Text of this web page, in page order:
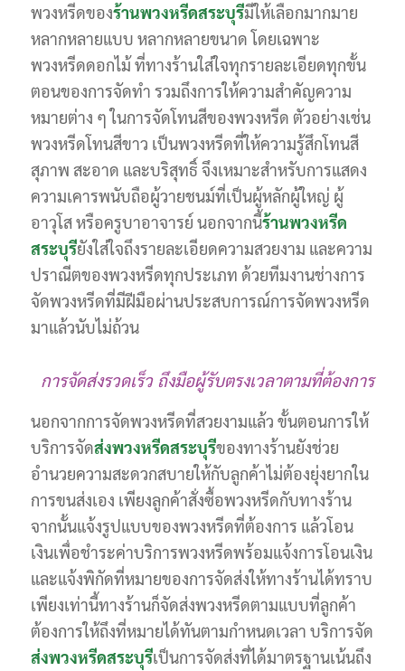
พวงหรีดของร้านพวงหรีดสระบุรีมีให้เลือกมากมาย
หลากหลายแบบ หลากหลายขนาด โดยเฉพาะ
พวงหรีดดอกไม้ ที่ทางร้านใส่ใจทุกรายละเอียดทุกขั้น
ตอนของการจัดทำ รวมถึงการให้ความสำคัญความ
หมายต่าง ๆ ในการจัดโทนสีของพวงหรีด ตัวอย่างเช่น
พวงหรีดโทนสีขาว เป็นพวงหรีดที่ให้ความรู้สึกโทนสี
สุภาพ สะอาด และบริสุทธิ์ จึงเหมาะสำหรับการแสดง
ความเคารพนับถือผู้วายชนม์ที่เป็นผู้หลักผู้ใหญ่ ผู้
อาวุโส หรือครูบาอาจารย์ นอกจากนี้ร้านพวงหรีด
สระบุรียังใส่ใจถึงรายละเอียดความสวยงาม และความ
ปราณีตของพวงหรีดทุกประเภท ด้วยทีมงานช่างการ
จัดพวงหรีดที่มีฝีมือผ่านประสบการณ์การจัดพวงหรีด
มาแล้วนับไม่ถ้วน
การจัดส่งรวดเร็ว ถึงมือผู้รับตรงเวลาตามที่ต้องการ
นอกจากการจัดพวงหรีดที่สวยงามแล้ว ขั้นตอนการให้
บริการจัดส่งพวงหรีดสระบุรีของทางร้านยังช่วย
อำนวยความสะดวกสบายให้กับลูกค้าไม่ต้องยุ่งยากใน
การขนส่งเอง เพียงลูกค้าสั่งซื้อพวงหรีดกับทางร้าน
จากนั้นแจ้งรูปแบบของพวงหรีดที่ต้องการ แล้วโอน
เงินเพื่อชำระค่าบริการพวงหรีดพร้อมแจ้งการโอนเงิน
และแจ้งพิกัดที่หมายของการจัดส่งให้ทางร้านได้ทราบ
เพียงเท่านี้ทางร้านก็จัดส่งพวงหรีดตามแบบที่ลูกค้า
ต้องการให้ถึงที่หมายได้ทันตามกำหนดเวลา บริการจัด
ส่งพวงหรีดสระบุรีเป็นการจัดส่งที่ได้มาตรฐานเน้นถึง